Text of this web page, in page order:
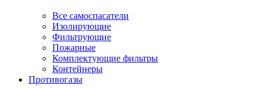
Все самоспасатели
Изолирующие
Фильтрующие
Пожарные
Комплектующие фильтры
Контейнеры
Противогазы